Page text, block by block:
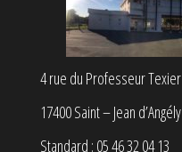
4 rue du Professeur Texier
17400 Saint – Jean d’Angély
Standard : 05 46 32 04 13